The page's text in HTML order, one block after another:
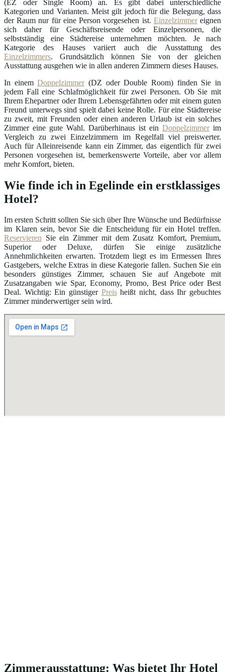
(EZ oder Single Room) an. Es gibt dabei unterschiedliche
Kategorien und Varianten. Meist gilt jedoch für die Belegung, dass
der Raum nur für eine Person vorgesehen ist. Einzelzimmereignen
sich daher für Geschäftsreisende oder Einzelpersonen, die
selbstständig eine Städtereise unternehmen möchten. Je nach
Kategorie des Hauses variiert auch die Ausstattung des
Einzelzimmers. Grundsätzlich können Sie von der gleichen
Ausstattung ausgehen wie in allen anderen Zimmern dieses Hauses.
In einemDoppelzimmer(DZ oder Double Room) finden Sie in
jedem Fall eine Schlafmöglichkeit für zwei Personen. Ob Sie mit
Ihrem Ehepartner oder Ihrem Lebensgefährten oder mit einem guten
Freund unterwegs sind spielt dabei keine Rolle. Für eine Städtereise
zu zweit, mit Freunden oder einen anderen Urlaub ist ein solches
Zimmer eine gute Wahl. Darüberhinaus ist ein Doppelzimmerim
Vergleich zu zwei Einzelzimmern im Regelfall viel preiswerter.
Auch für Alleinreisende kann ein Zimmer, das eigentlich für zwei
Personen vorgesehen ist, bemerkenswerte Vorteile, aber vor allem
mehr Komfort, bieten.
Wie finde ich in Egelinde ein erstklassiges
Hotel?
Im ersten Schritt sollten Sie sich über Ihre Wünsche und Bedürfnisse
im Klaren sein, bevor Sie die Entscheidung für ein Hotel treffen.
Reservieren Sie ein Zimmer mit dem Zusatz Komfort, Premium,
Superior oder Deluxe, dürfen Sie einige zusätzliche
Annehmlichkeiten erwarten. Trotzdem liegt es im Ermessen Ihres
Gastgebers, welche Extras in diese Kategorie fallen. Suchen Sie ein
besonders günstiges Zimmer, schauen Sie auf Angebote mit
Zusatzangaben wie Spar, Economy, Promo, Best Price oder Best
Deal. Wichtig: Ein günstiger Preisheißt nicht, dass Ihr gebuchtes
Zimmer minderwertiger sein wird.
Zimmerausstattung: Was bietet Ihr Hotel